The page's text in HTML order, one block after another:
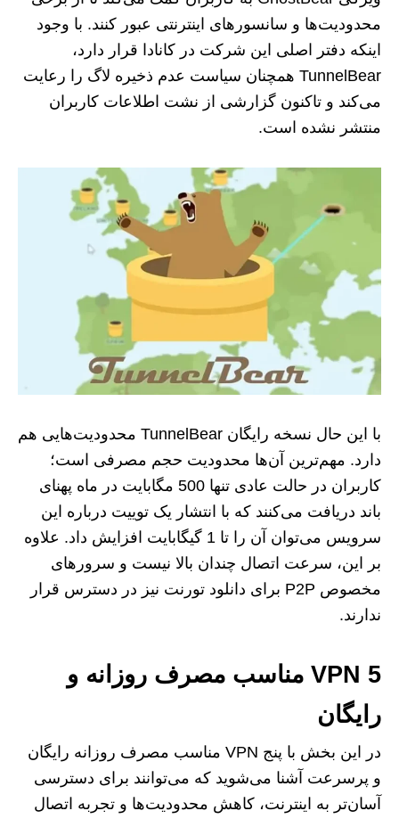
محدودیت‌ها و سانسورهای اینترنتی عبور کنند. با وجود
اینکه دفتر اصلی این شرکت در کانادا قرار دارد،
TunnelBear همچنان سیاست عدم ذخیره لاگ را رعایت
می‌کند و تاکنون گزارشی از نشت اطلاعات کاربران
منتشر نشده است.
با این حال نسخه رایگان TunnelBear محدودیت‌هایی هم
دارد. مهم‌ترین آن‌ها محدودیت حجم مصرفی است؛
کاربران در حالت عادی تنها 500 مگابایت در ماه پهنای
باند دریافت می‌کنند که با انتشار یک توییت درباره این
سرویس می‌توان آن را تا 1 گیگابایت افزایش داد. علاوه
بر این، سرعت اتصال چندان بالا نیست و سرورهای
مخصوص P2P برای دانلود تورنت نیز در دسترس قرار
ندارند.
5 VPN مناسب مصرف روزانه و
رایگان
در این بخش با پنج VPN مناسب مصرف روزانه رایگان
و پرسرعت آشنا می‌شوید که می‌توانند برای دسترسی
آسان‌تر به اینترنت، کاهش محدودیت‌ها و تجربه اتصال